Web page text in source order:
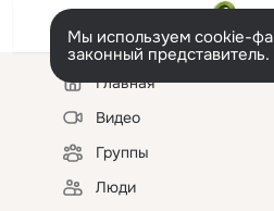
Мы используем cookie-
законный представитель.
Левая
колонкаГлавная
Видео
Группы
Люди